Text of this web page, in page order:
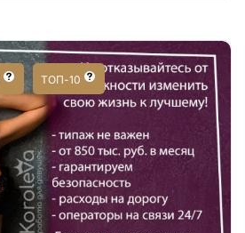
ТОП-10